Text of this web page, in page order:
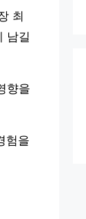
최
남길
향을
험을